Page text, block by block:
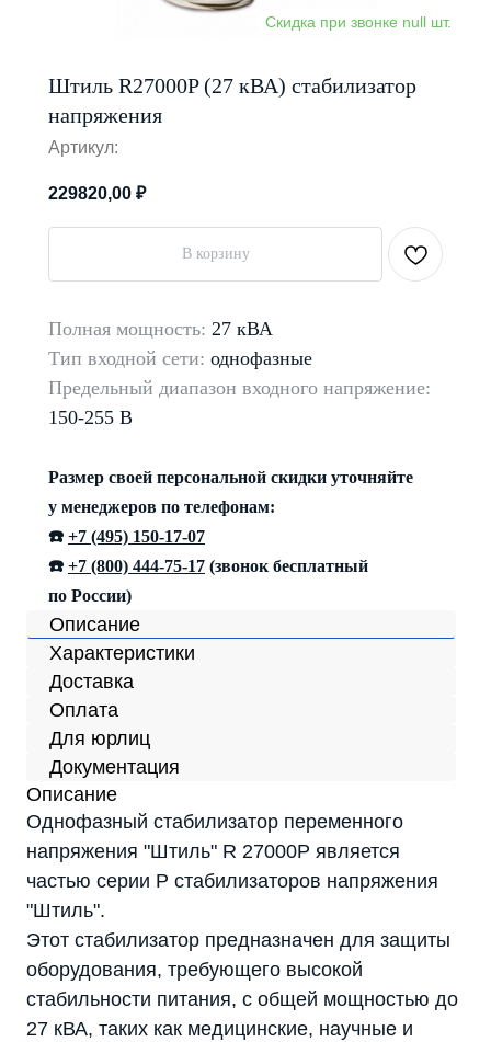
Штиль R27000P (27 кВА) стабилизатор
напряжения
Артикул:
229820,00 ₽
В корзину
Полная мощность: 27 кВА
Тип входной сети: однофазные
Предельный диапазон входного напряжение:
150-255 В
Размер своей персональной скидки уточняйте
у менеджеров по телефонам:
☎️ +7 (495) 150-17-07
☎️ +7 (800) 444-75-17 (звонок бесплатный
по России)
Описание
Характеристики
Доставка
Оплата
Для юрлиц
Документация
Описание
Однофазный стабилизатор переменного
напряжения "Штиль" R 27000P является
частью серии P стабилизаторов напряжения
"Штиль".
Этот стабилизатор предназначен для защиты
оборудования, требующего высокой
стабильности питания, с общей мощностью до
27 кВА, таких как медицинские, научные и